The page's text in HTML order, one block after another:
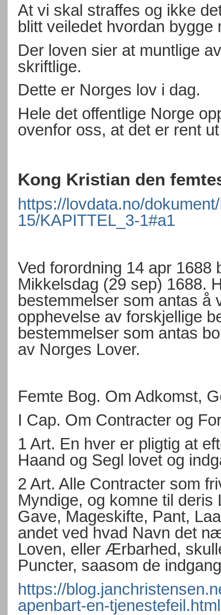
At vi skal straffes og ikke
blitt veiledet hvordan
Der loven sier at muntlige
skriftlige.
Dette er Norges lov i dag.
Hele det offentlige Norge
ovenfor oss, at det er rent
Kong Kristian den
https://lovdata.no/
15/KAPITTEL_3-1#a1
Ved forordning 14 apr 1688
Mikkelsdag (29 sep) 1688.
bestemmelser som antas
opphevelse av forskjellige
bestemmelser som antas
av Norges Lover.
Femte Bog. Om Adkomst,
I Cap. Om Contracter og
1 Art. En hver er pligtig at
Haand og Segl lovet og
2 Art. Alle Contracter som
Myndige, og komne til
Gave, Mageskifte, Pant,
andet ved hvad Navn det
Loven, eller Ærbarhed,
Puncter, saasom de
https://
apenbart-en-tjenestefeil.html